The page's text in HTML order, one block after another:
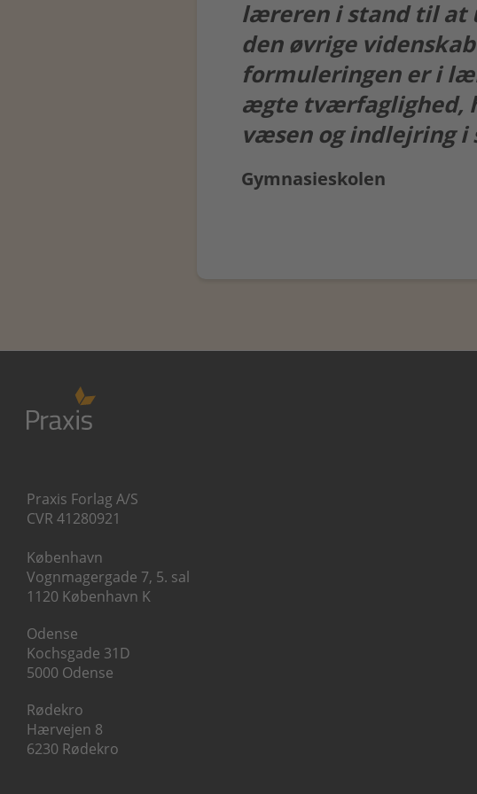
læreren i stand til at
den øvrige
formuleringen er i
ægte tværfaglighed,
væsen og indlejring i
Gymnasieskolen
Praxis Forlag A/S
CVR 41280921
København
Vognmagergade 7, 5. sal
1120 København K
Odense
Kochsgade 31D
5000 Odense
Rødekro
Hærvejen 8
6230 Rødekro